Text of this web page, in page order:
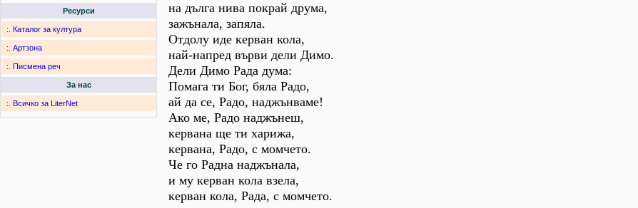
Ресурси
:. Каталог за култура
:. Артзона
:. Писмена реч
За нас
:. Всичко за LiterNet
на дълга нива покрай друма,
зажънала, запяла.
Отдолу иде керван кола,
най-напред върви дели Димо.
Дели Димо Рада дума:
Помага ти Бог, бяла Радо,
ай да се, Радо, наджънваме!
Ако ме, Радо наджънеш,
кервана ще ти харижа,
кервана, Радо, с момчето.
Че го Радна наджънала,
и му керван кола взела,
керван кола, Рада, с момчето.